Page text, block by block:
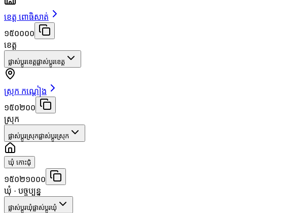
ខេត្ត ពោធិសាត់
១៥០០០០
ខេត្ត
ផ្លាស់ប្តូរខេត្តផ្លាស់ប្តូរខេត្ត
ស្រុក កណ្ដៀង
១៥០២០០
ស្រុក
ផ្លាស់ប្តូរស្រុកផ្លាស់ប្តូរស្រុក
ឃុំ កោះជុំ
១៥០២១០០០
ឃុំ · បច្ចុប្បន្ន
ផ្លាស់ប្តូរឃុំផ្លាស់ប្តូរឃុំ